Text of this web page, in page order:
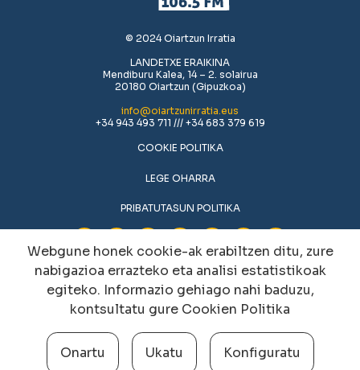
© 2024 Oiartzun Irratia
LANDETXE ERAIKINA
Mendiburu Kalea, 14 – 2. solairua
20180 Oiartzun (Gipuzkoa)
info@oiartzunirratia.eus
+34 943 493 711 /// +34 683 379 619
COOKIE POLITIKA
LEGE OHARRA
PRIBATUTASUN POLITIKA
Cookien konfigurazioa aldatu
Webgune honek cookie-ak erabiltzen ditu, zure
nabigazioa errazteko eta analisi estatistikoak
egiteko. Informazio gehiago nahi baduzu,
kontsultatu gure Cookien Politika
Onartu Ukatu Konfiguratu